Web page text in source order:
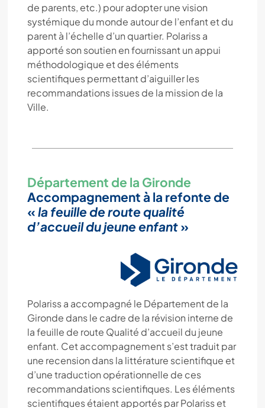
de parents, etc.) pour adopter une vision
systémique du monde autour de l’enfant et du
parent à l’échelle d’un quartier. Polariss a
apporté son soutien en fournissant un appui
méthodologique et des éléments
scientifiques permettant d’aiguiller les
recommandations issues de la mission de la
Ville.
Département de la Gironde
Accompagnement à la refonte de
«la feuille de route qualité
d’accueil du jeune enfant»
Polariss a accompagné le Département de la
Gironde dans le cadre de la révision interne de
la feuille de route Qualité d’accueil du jeune
enfant. Cet accompagnement s’est traduit par
une recension dans la littérature scientifique et
d’une traduction opérationnelle de ces
recommandations scientifiques. Les éléments
scientifiques étaient apportés par Polariss et